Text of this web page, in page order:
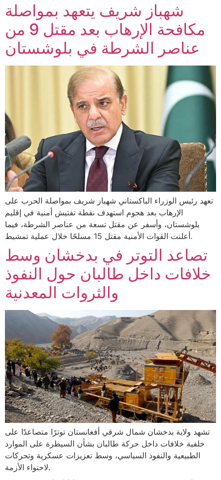
شهباز شريف يتعهد بمواصلة
مكافحة الإرهاب بعد مقتل 9 من
عناصر الشرطة في بلوشستان
تعهد رئيس الوزراء الباكستاني شهباز شريف بمواصلة الحرب على
الإرهاب بعد هجوم استهدف نقطة تفتيش أمنية في إقليم
بلوشستان، وأسفر عن مقتل تسعة من عناصر الشرطة، فيما
أعلنت القوات الأمنية مقتل 15 مسلحًا خلال عملية تمشيط.
تصاعد التوتر في بدخشان وسط
خلافات داخل طالبان حول النفوذ
والثروات المعدنية
تشهد ولاية بدخشان شمال شرقي أفغانستان توترًا متصاعدًا على
خلفية خلافات داخل حركة طالبان بشأن السيطرة على الموارد
الطبيعية والنفوذ السياسي، وسط تعزيزات عسكرية وتحركات
لاحتواء الأزمة.